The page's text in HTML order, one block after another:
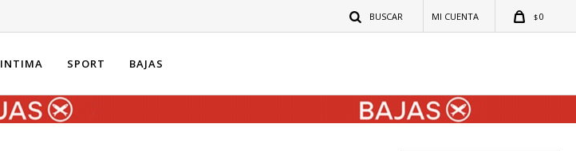
INTIMA SPORT BAJAS
$0